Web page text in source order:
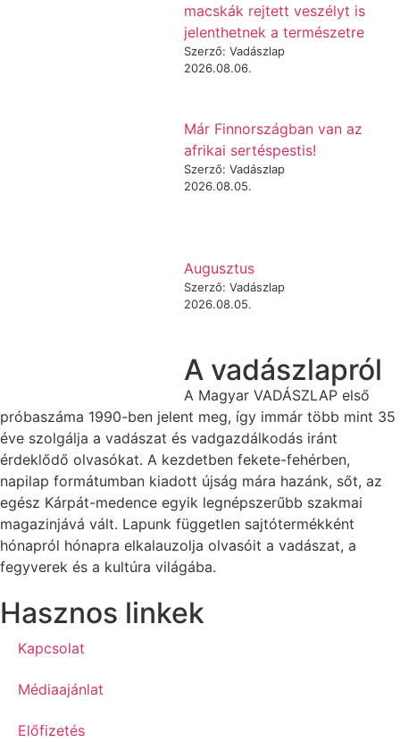
macskák rejtett veszélyt is
jelenthetnek a természetre
Szerző: Vadászlap
2026.08.06.
Már Finnországban van az
afrikai sertéspestis!
Szerző: Vadászlap
2026.08.05.
Augusztus
Szerző: Vadászlap
2026.08.05.
A vadászlapról
A Magyar VADÁSZLAP első
próbaszáma 1990-ben jelent meg, így immár több mint 35
éve szolgálja a vadászat és vadgazdálkodás iránt
érdeklődő olvasókat. A kezdetben fekete-fehérben,
napilap formátumban kiadott újság mára hazánk, sőt, az
egész Kárpát-medence egyik legnépszerűbb szakmai
magazinjává vált. Lapunk független sajtótermékként
hónapról hónapra elkalauzolja olvasóit a vadászat, a
fegyverek és a kultúra világába.
Hasznos linkek
Kapcsolat
Médiaajánlat
Előfizetés